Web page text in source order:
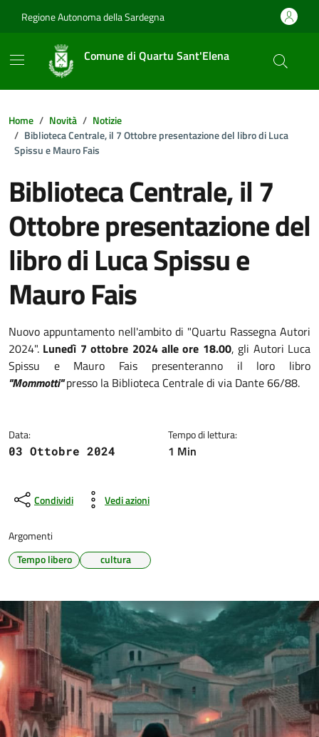
Regione Autonoma della Sardegna
Comune di Quartu Sant'Elena
Home Novità
Notizie
Biblioteca Centrale, il 7 Ottobre presentazione del libro di Luca
Spissu e Mauro Fais
Biblioteca Centrale, il 7
Ottobre presentazione del
libro di Luca Spissu e
Mauro Fais
Dettagli della notizia
Nuovo appuntamento nell'ambito di "Quartu Rassegna Autori
2024". Lunedì 7 ottobre 2024 alle ore 18.00, gli Autori Luca
Spissu e Mauro Fais presenteranno il loro libro
"Mommotti"presso la Biblioteca Centrale di via Dante 66/88.
Data:
03 Ottobre 2024
Tempo di lettura:
1 Min
Condividi Vedi azioni
Argomenti
Tempo libero
cultura